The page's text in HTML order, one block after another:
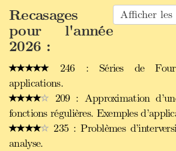
Afficher les
Recasages
pour l'année
2026 :
246 : Séries de
applications.
209 : Approximation
fonctions régulières. Exemples
235 : Problèmes
analyse.